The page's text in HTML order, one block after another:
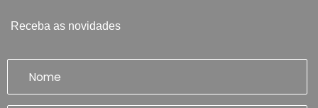
Receba as novidades